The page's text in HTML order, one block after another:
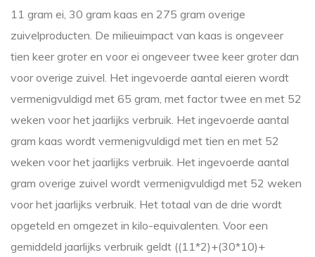
11 gram ei, 30 gram kaas en 275 gram overige
zuivelproducten. De milieuimpact van kaas is ongeveer
tien keer groter en voor ei ongeveer twee keer groter dan
voor overige zuivel. Het ingevoerde aantal eieren wordt
vermenigvuldigd met 65 gram, met factor twee en met 52
weken voor het jaarlijks verbruik. Het ingevoerde aantal
gram kaas wordt vermenigvuldigd met tien en met 52
weken voor het jaarlijks verbruik. Het ingevoerde aantal
gram overige zuivel wordt vermenigvuldigd met 52 weken
voor het jaarlijks verbruik. Het totaal van de drie wordt
opgeteld en omgezet in kilo-equivalenten. Voor een
gemiddeld jaarlijks verbruik geldt ((11*2)+(30*10)+